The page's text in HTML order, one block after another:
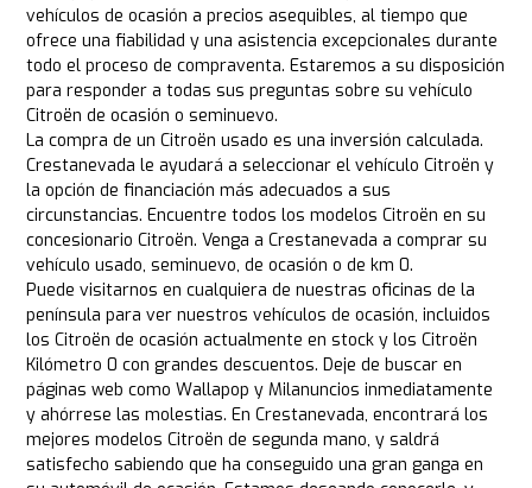
vehículos de ocasión a precios asequibles, al tiempo que
ofrece una fiabilidad y una asistencia excepcionales durante
todo el proceso de compraventa. Estaremos a su disposición
para responder a todas sus preguntas sobre su vehículo
Citroën de ocasión o seminuevo.
La compra de un Citroën usado es una inversión calculada.
Crestanevada le ayudará a seleccionar el vehículo Citroën y
la opción de financiación más adecuados a sus
circunstancias. Encuentre todos los modelos Citroën en su
concesionario Citroën. Venga a Crestanevada a comprar su
vehículo usado, seminuevo, de ocasión o de km 0.
Puede visitarnos en cualquiera de nuestras oficinas de la
península para ver nuestros vehículos de ocasión, incluidos
los Citroën de ocasión actualmente en stock y los Citroën
Kilómetro 0 con grandes descuentos. Deje de buscar en
páginas web como Wallapop y Milanuncios inmediatamente
y ahórrese las molestias. En Crestanevada, encontrará los
mejores modelos Citroën de segunda mano, y saldrá
satisfecho sabiendo que ha conseguido una gran ganga en